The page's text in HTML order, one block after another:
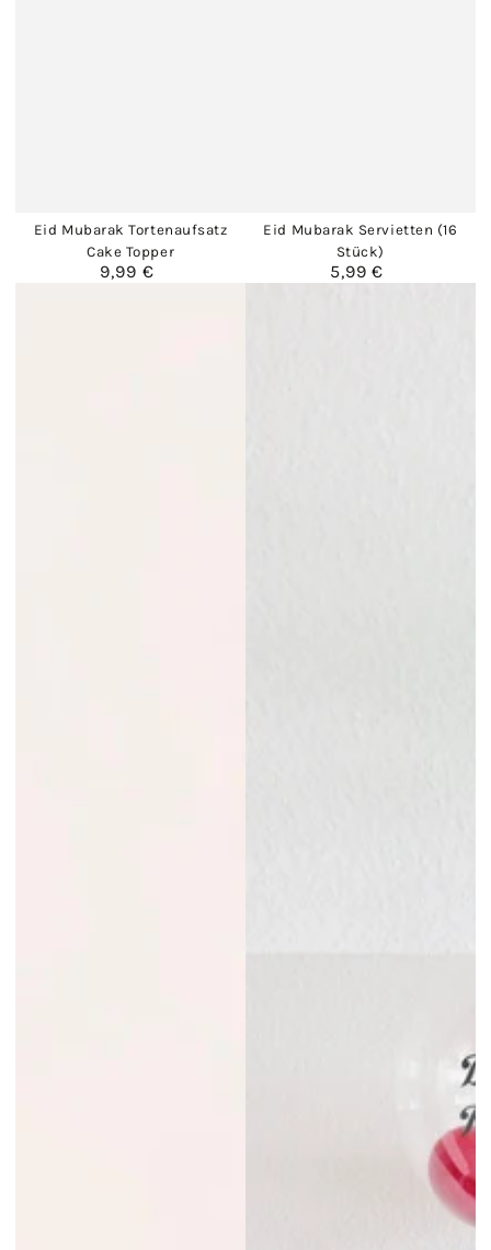
Eid Mubarak Tortenaufsatz
Cake Topper
Regulärer
9,99 €
Eid Mubarak Servietten (16
Stück)
Regulärer
5,99 €